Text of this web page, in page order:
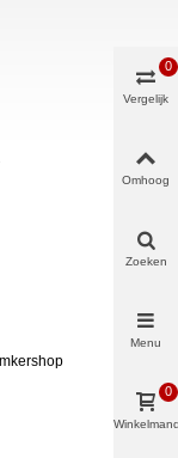
Vergelijk
0
Omhoog
Zoeken
Menu
0